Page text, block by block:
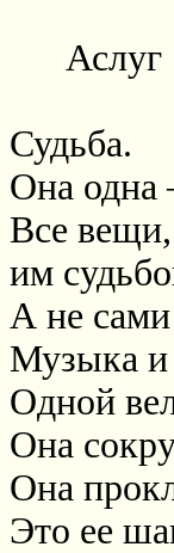
Аслуг
Судьба.
Она одна
Все
им
А не
Музыка и
Одной
Она
Она
Это ее